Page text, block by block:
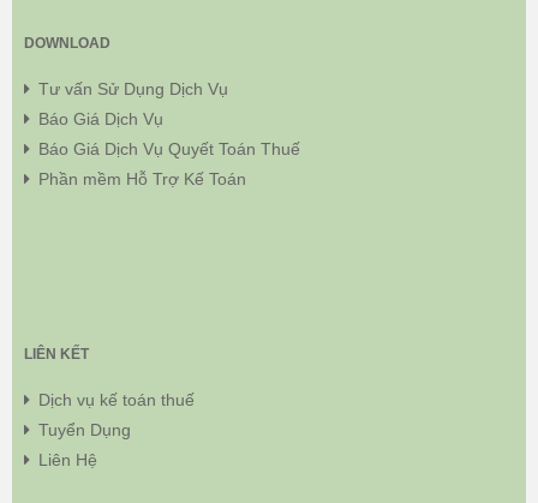
DOWNLOAD
Tư vấn Sử Dụng Dịch Vụ
Báo Giá Dịch Vụ
Báo Giá Dịch Vụ Quyết Toán Thuế
Phần mềm Hỗ Trợ Kế Toán
LIÊN KẾT
Dịch vụ kế toán thuế
Tuyển Dụng
Liên Hệ